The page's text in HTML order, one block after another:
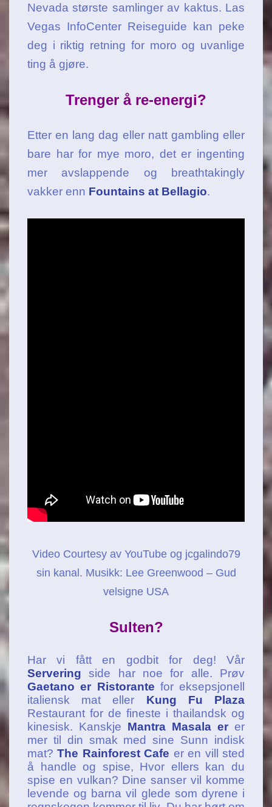
Nevada største samlinger av kaktus. Las
Vegas InfoCenter Reiseguide kan peke
deg i riktig retning for moro og uvanlige
ting å gjøre.
Trenger å re-energi?
Etter en lang dag eller natt gambling eller
bare har for mye moro, det er ingenting
mer avslappende og breathtakingly
vakker enn Fountains at Bellagio.
Video Courtesy av YouTube og jcgalindo79
sin kanal. Musikk: Lee Greenwood – Gud
velsigne USA
Sulten?
Har vi fått en godbit for deg! Vår
Servering side har noe for alle. Prøv
Gaetano er Ristorante for eksepsjonell
italiensk mat eller Kung Fu Plaza
Restaurant for de fineste i thailandsk og
kinesisk. Kanskje Mantra Masala er er
mer til din smak med sine Sunn indisk
mat?The Rainforest Cafe er en vill sted
å handle og spise, Hvor ellers kan du
spise en vulkan? Dine sanser vil komme
levende og barna vil glede som dyrene i